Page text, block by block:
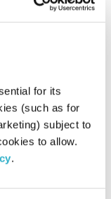
for its
(such as for
subject to
to allow.
.
עולם קטן – 25.3.26
עולם קטן
אורי
02:00:10
מסע מוזיקלי יומי